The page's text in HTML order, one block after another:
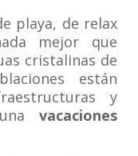
playa, de relax
mejor que
cristalinas de
están
y
vacaciones